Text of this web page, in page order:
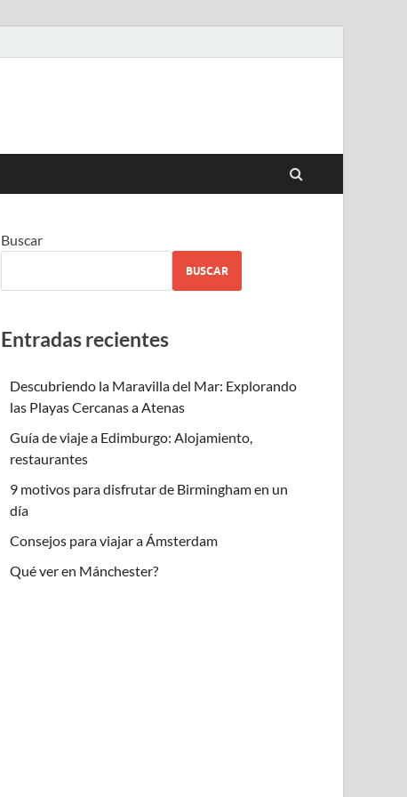
Buscar
BUSCAR
Entradas recientes
Descubriendo la Maravilla del Mar: Explorando
las Playas Cercanas a Atenas
Guía de viaje a Edimburgo: Alojamiento,
restaurantes
9 motivos para disfrutar de Birmingham en un
día
Consejos para viajar a Ámsterdam
Qué ver en Mánchester?